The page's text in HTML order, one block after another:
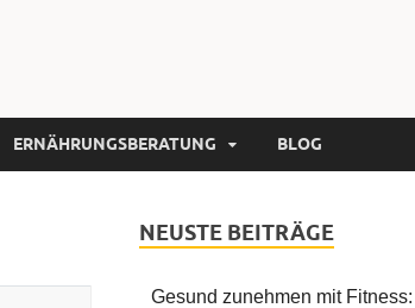
ERNÄHRUNGSBERATUNG BLOG
NEUSTE BEITRÄGE
Gesund zunehmen mit